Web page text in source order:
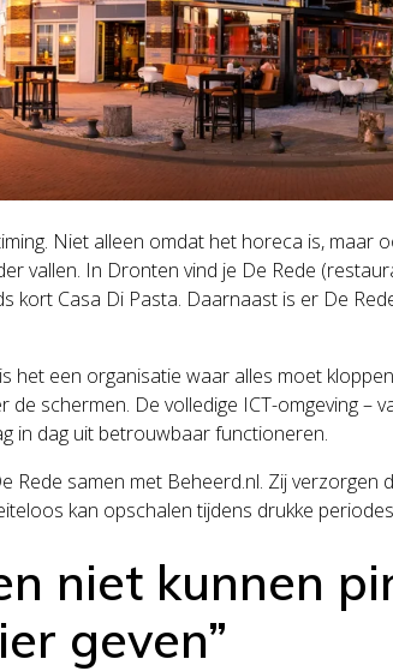
Niet alleen omdat het horeca is, maar
vallen. In Dronten vind je De Rede
kort Casa Di Pasta. Daarnaast is er De
het een organisatie waar alles moet
de schermen. De volledige ICT-omgeving –
in dag uit betrouwbaar functioneren.
Rede samen met Beheerd.nl. Zij verzorgen
kan opschalen tijdens drukke
niet kunnen
geven”